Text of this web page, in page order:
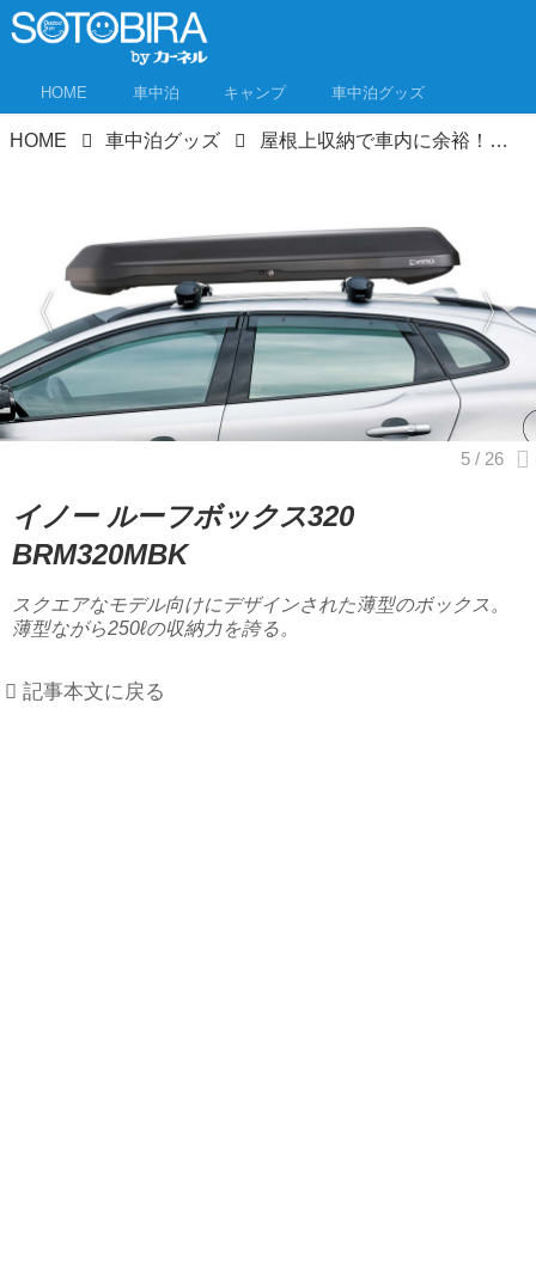
HOME 車中泊 キャンプ 車中泊グッズ
HOME 車中泊グッズ 屋根上収納で車内に余裕！ルーフボックス＆ルーフラックおすすめ11選＋α！
イノー ルーフボックス320
BRM320MBK
スクエアなモデル向けにデザインされた薄型のボックス。
薄型ながら250ℓの収納力を誇る。
記事本文に戻る